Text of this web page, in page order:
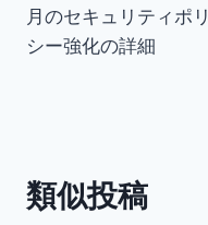
ゲ
ン
月のセキュリティポリ
シー強化の詳細
類似投稿